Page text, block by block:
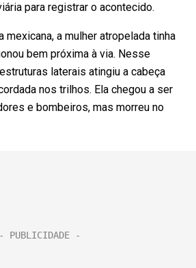
para registrar o acontecido.
mexicana, a mulher atropelada tinha
bem próxima à via. Nesse
laterais atingiu a cabeça
nos trilhos. Ela chegou a ser
e bombeiros, mas morreu no